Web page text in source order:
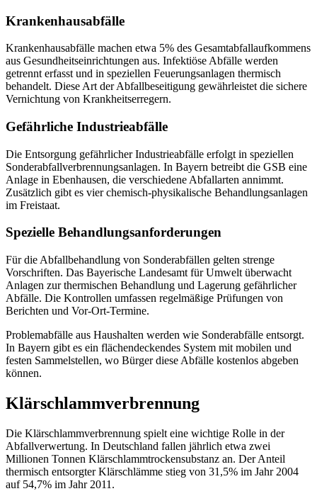
Krankenhausabfälle
Krankenhausabfälle machen etwa 5% des Gesamtabfallaufkommens
aus Gesundheitseinrichtungen aus. Infektiöse Abfälle werden
getrennt erfasst und in speziellen Feuerungsanlagen thermisch
behandelt. Diese Art der Abfallbeseitigung gewährleistet die sichere
Vernichtung von Krankheitserregern.
Gefährliche Industrieabfälle
Die Entsorgung gefährlicher Industrieabfälle erfolgt in speziellen
Sonderabfallverbrennungsanlagen. In Bayern betreibt die GSB eine
Anlage in Ebenhausen, die verschiedene Abfallarten annimmt.
Zusätzlich gibt es vier chemisch-physikalische Behandlungsanlagen
im Freistaat.
Spezielle Behandlungsanforderungen
Für die Abfallbehandlung von Sonderabfällen gelten strenge
Vorschriften. Das Bayerische Landesamt für Umwelt überwacht
Anlagen zur thermischen Behandlung und Lagerung gefährlicher
Abfälle. Die Kontrollen umfassen regelmäßige Prüfungen von
Berichten und Vor-Ort-Termine.
Problemabfälle aus Haushalten werden wie Sonderabfälle entsorgt.
In Bayern gibt es ein flächendeckendes System mit mobilen und
festen Sammelstellen, wo Bürger diese Abfälle kostenlos abgeben
können.
Klärschlammverbrennung
Die Klärschlammverbrennung spielt eine wichtige Rolle in der
Abfallverwertung. In Deutschland fallen jährlich etwa zwei
Millionen Tonnen Klärschlammtrockensubstanz an. Der Anteil
thermisch entsorgter Klärschlämme stieg von 31,5% im Jahr 2004
auf 54,7% im Jahr 2011.